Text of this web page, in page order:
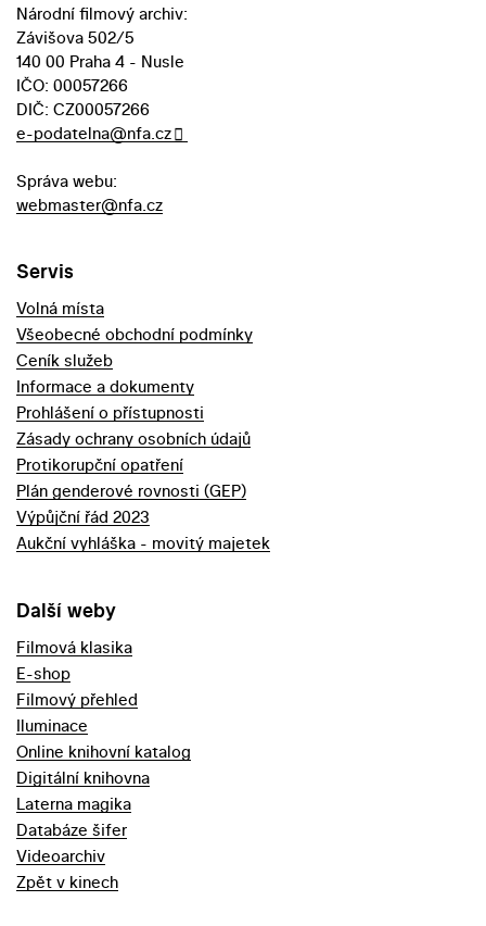
Národní filmový archiv:
Závišova 502/5
140 00 Praha 4 - Nusle
IČO: 00057266
DIČ: CZ00057266
e-podatelna@nfa.cz
Správa webu:
webmaster@nfa.cz
Servis
Volná místa
Všeobecné obchodní podmínky
Ceník služeb
Informace a dokumenty
Prohlášení o přístupnosti
Zásady ochrany osobních údajů
Protikorupční opatření
Plán genderové rovnosti (GEP)
Výpůjční řád 2023
Aukční vyhláška - movitý majetek
Další weby
Filmová klasika
E-shop
Filmový přehled
Iluminace
Online knihovní katalog
Digitální knihovna
Laterna magika
Databáze šifer
Videoarchiv
Zpět v kinech